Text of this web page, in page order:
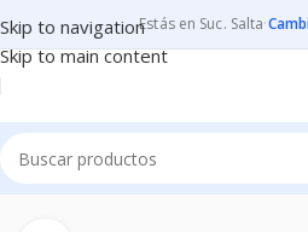
Skip to navigation
Skip to main content
Estás en Suc. Salta·
Inicio PAPELES PAPELES PARA